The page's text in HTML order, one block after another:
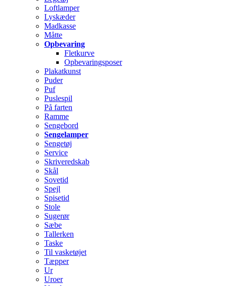
Loftlamper
Lyskæder
Madkasse
Måtte
Opbevaring
Fletkurve
Opbevaringsposer
Plakatkunst
Puder
Puf
Puslespil
På farten
Ramme
Sengebord
Sengelamper
Sengetøj
Service
Skriveredskab
Skål
Sovetid
Spejl
Spisetid
Stole
Sugerør
Sæbe
Tallerken
Taske
Til vasketøjet
Tæpper
Ur
Uroer